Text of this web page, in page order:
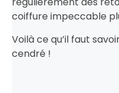
coiffure impeccable
Voilà ce qu’il faut
cendré !